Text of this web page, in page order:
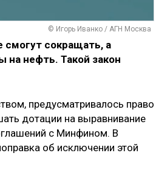
© Игорь Иванко / АГН Москва
сокращать, а
на нефть. Такой закон
предусматривалось право
дотации на выравнивание
с Минфином. В
об исключении этой